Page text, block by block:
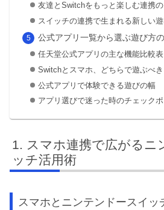
友達とSwitchをもっと楽しむ連携の
スイッチの連携で生まれる新しい
公式アプリ一覧から選ぶ遊び方
任天堂公式アプリの主な機能比較表
Switchとスマホ、どちらで遊ぶべき
公式アプリで体験できる遊びの幅
アプリ選びで迷った時のチェックポ
スマホ連携で広がるニ
ッチ活用術
スマホとニンテンドースイッ